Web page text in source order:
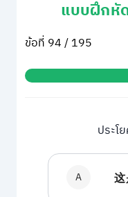
แบบฝึกหั
ข้อที่ 94 / 195
ประโ
A